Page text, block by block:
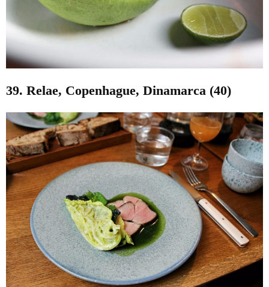
39. Relae, Copenhague, Dinamarca (40)